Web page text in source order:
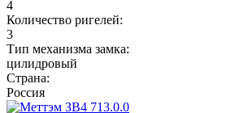
4
Количество ригелей:
3
Тип механизма замка:
цилидровый
Страна:
Россия